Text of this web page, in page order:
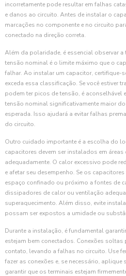
incorretamente pode resultar em falhas
e danos ao circuito. Antes de instalar o
marcações no componente e no circuito
conectado na direção correta.
Além da polaridade, é essencial observar
tensão nominal é o limite máximo que o
falhar. Ao instalar um capacitor, certifique-
exceda essa classificação. Se você estiver
podem ter picos de tensão, é aconselhável
tensão nominal significativamente maior
esperada. Isso ajudará a evitar falhas
do circuito.
Outro cuidado importante é a escolha do
capacitores devem ser instalados em
adequadamente. O calor excessivo pode
e afetar seu desempenho. Se os
espaço confinado ou próximo a fontes de
dissipadores de calor ou ventilação
superaquecimento. Além disso, evite
possam ser expostos a umidade ou
Durante a instalação, é fundamental
estejam bem conectados. Conexões soltas
contato, levando a falhas no circuito. Use
fazer as conexões e, se necessário,
garantir que os terminais estejam